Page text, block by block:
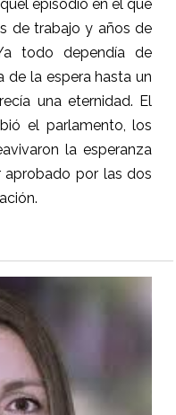
episodio en el que
de trabajo y años de
todo dependía de
de la espera hasta un
una eternidad. El
el parlamento, los
la esperanza
por las dos